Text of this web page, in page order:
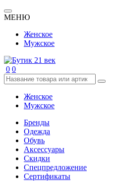
МЕНЮ
Женское
Мужское
0 0
Женское
Мужское
Бренды
Одежда
Обувь
Аксессуары
Скидки
Спецпредложение
Сертификаты